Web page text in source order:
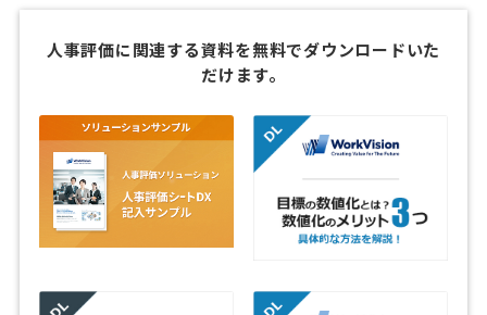
人事評価に関連する資料を無料でダウンロードいた
だけます。